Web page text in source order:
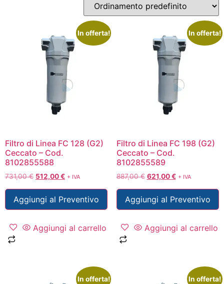
In offerta!
Filtro di Linea FC 128 (G2)
Ceccato – Cod.
8102855588
731,00€ 512,00€ + IVA
Aggiungi al Preventivo
Aggiungi al carrello
In offerta!
Filtro di Linea FC 198 (G2)
Ceccato – Cod.
8102855589
887,00€ 621,00€ + IVA
Aggiungi al Preventivo
Aggiungi al carrello
In offerta! In offerta!